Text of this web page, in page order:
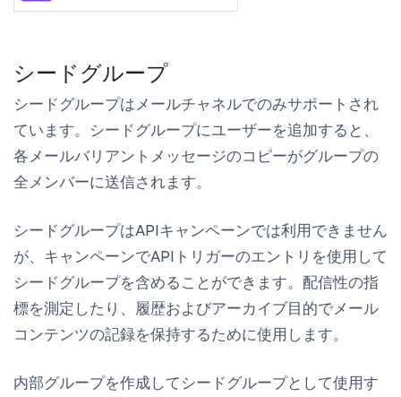
シードグループ
シードグループはメールチャネルでのみサポートされ
ています。シードグループにユーザーを追加すると、
各メールバリアントメッセージのコピーがグループの
全メンバーに送信されます。
シードグループはAPIキャンペーンでは利用できません
が、キャンペーンでAPIトリガーのエントリを使用して
シードグループを含めることができます。配信性の指
標を測定したり、履歴およびアーカイブ目的でメール
コンテンツの記録を保持するために使用します。
内部グループを作成してシードグループとして使用す